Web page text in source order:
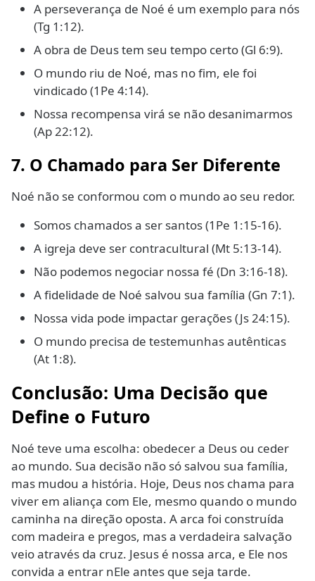
A perseverança de Noé é um exemplo para nós
(Tg 1:12).
A obra de Deus tem seu tempo certo (Gl 6:9).
O mundo riu de Noé, mas no fim, ele foi
vindicado (1Pe 4:14).
Nossa recompensa virá se não desanimarmos
(Ap 22:12).
7. O Chamado para Ser Diferente
Noé não se conformou com o mundo ao seu redor.
Somos chamados a ser santos (1Pe 1:15-16).
A igreja deve ser contracultural (Mt 5:13-14).
Não podemos negociar nossa fé (Dn 3:16-18).
A fidelidade de Noé salvou sua família (Gn 7:1).
Nossa vida pode impactar gerações (Js 24:15).
O mundo precisa de testemunhas autênticas
(At 1:8).
Conclusão: Uma Decisão que
Define o Futuro
Noé teve uma escolha: obedecer a Deus ou ceder
ao mundo. Sua decisão não só salvou sua família,
mas mudou a história. Hoje, Deus nos chama para
viver em aliança com Ele, mesmo quando o mundo
caminha na direção oposta. A arca foi construída
com madeira e pregos, mas a verdadeira salvação
veio através da cruz. Jesus é nossa arca, e Ele nos
convida a entrar nEle antes que seja tarde.